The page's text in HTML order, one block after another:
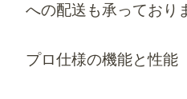
への配送も承っており
プロ仕様の機能と性能